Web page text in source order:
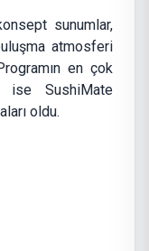
sunumlar,
atmosferi
en çok
ise SushiMate
oldu.